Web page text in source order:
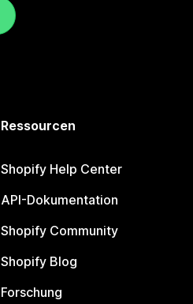
Ressourcen
Shopify Help Center
API-Dokumentation
Shopify Community
Shopify Blog
Forschung